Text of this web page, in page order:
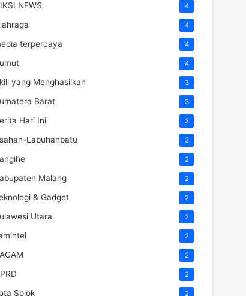
NEWS 4
4
terpercaya 4
4
yang Menghasilkan 3
Barat 3
Hari Ini 3
Labuhanbatu 3
2
Malang 2
& Gadget 2
Utara 2
2
2
2
Solok 2